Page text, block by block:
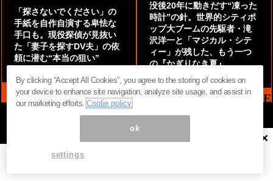
「探さないでください」の
手紙を自作自演する卑怯な
手口も。現役探偵が見抜い
た「妻子を探すDV夫」の依
頼に潜む“本当の狙い”
没後20年に動きだす“凍った
時計”の針。世界的シティポ
ップ大ブームの先駆者・滝
沢洋一と「マジカル・シテ
ィー」が残した、もう一つ
の『かぎりなき夏』
MAG2 NEWS HEADLINE
ページ内の商標は全て商標権者に属します。無断転載を禁じます。 ©
まぐまぐ！
×
By clicking “Accept All Cookies”, you agree to the storing of cookies on
your device to enhance site navigation, analyze site usage, and assist in
our marketing efforts.Coolie policy
ok
settings